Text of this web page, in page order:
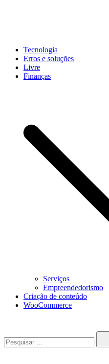
John-Henrique
Distribuindo conteúdo útil
Tecnologia
Erros e soluções
Livre
Finanças
Serviços
Empreendedorismo
Criação de conteúdo
WooCommerce